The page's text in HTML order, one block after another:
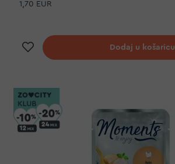
1,70 EUR
Dodaj na listu želja
Dodaj u košaricu